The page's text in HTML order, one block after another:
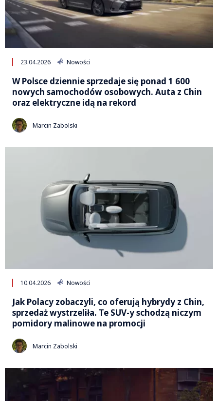
23.04.2026 Nowości
W Polsce dziennie sprzedaje się ponad 1 600
nowych samochodów osobowych. Auta z Chin
oraz elektryczne idą na rekord
Marcin Zabolski
10.04.2026 Nowości
Jak Polacy zobaczyli, co oferują hybrydy z Chin,
sprzedaż wystrzeliła. Te SUV-y schodzą niczym
pomidory malinowe na promocji
Marcin Zabolski